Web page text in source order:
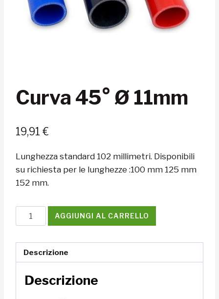
Curva 45° Ø 11mm
19,91 €
Lunghezza standard 102 millimetri. Disponibili
su richiesta per le lunghezze :100 mm 125 mm
152 mm.
Curva
45°
11mm
quantità
AGGIUNGI AL CARRELLO
Descrizione
Descrizione